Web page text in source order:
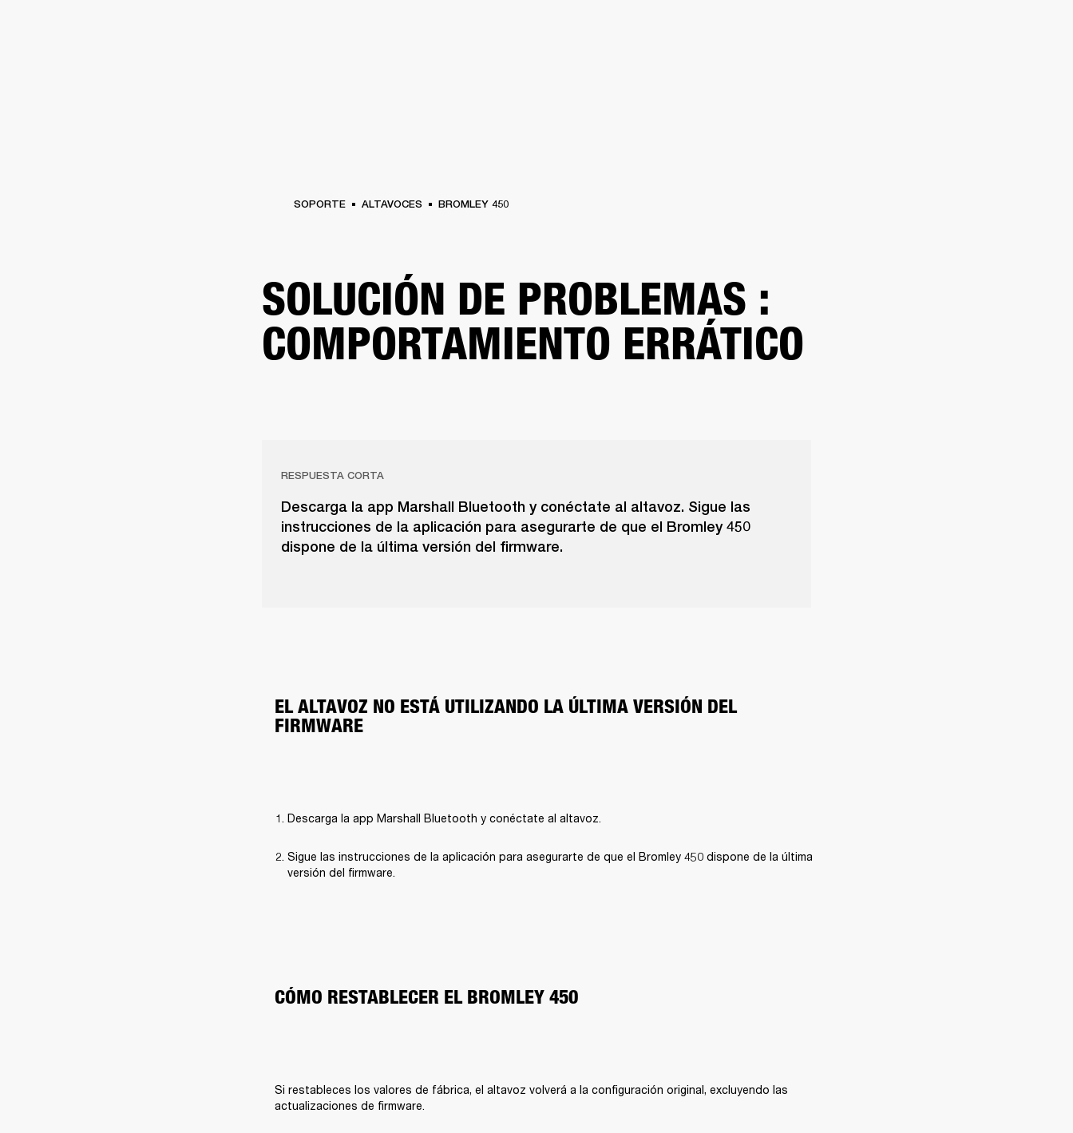
SOPORTE ALTAVOCES BROMLEY 450
SOLUCIÓN DE PROBLEMAS :
COMPORTAMIENTO ERRÁTICO
RESPUESTA CORTA
Descarga la app Marshall Bluetooth y conéctate al altavoz. Sigue las
instrucciones de la aplicación para asegurarte de que el Bromley 450
dispone de la última versión del firmware.
EL ALTAVOZ NO ESTÁ UTILIZANDO LA ÚLTIMA VERSIÓN DEL
FIRMWARE
Descarga la app Marshall Bluetooth y conéctate al altavoz.
Sigue las instrucciones de la aplicación para asegurarte de que el Bromley 450 dispone de la última
versión del firmware.
CÓMO RESTABLECER EL BROMLEY 450
Si restableces los valores de fábrica, el altavoz volverá a la configuración original, excluyendo las
actualizaciones de firmware.